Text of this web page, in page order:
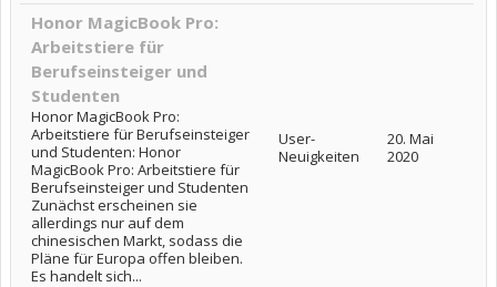
Honor MagicBook Pro:
Arbeitstiere für
Berufseinsteiger und
Studenten
Honor MagicBook Pro:
Arbeitstiere für Berufseinsteiger
und Studenten: Honor
MagicBook Pro: Arbeitstiere für
Berufseinsteiger und Studenten
Zunächst erscheinen sie
allerdings nur auf dem
chinesischen Markt, sodass die
Pläne für Europa offen bleiben.
Es handelt sich...
User-
Neuigkeiten
20. Mai
2020